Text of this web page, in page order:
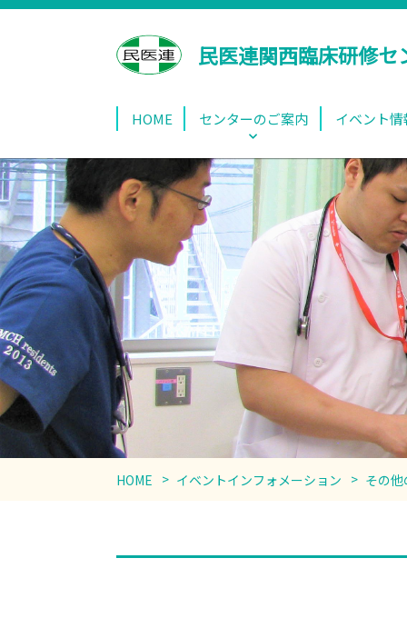
民医連関西臨床研修セ
HOME センターのご案内 イベント情
HOME イベントインフォメーション その